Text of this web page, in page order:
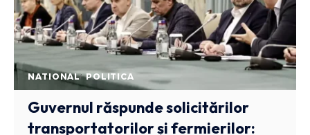
NATIONAL POLITICA
Guvernul răspunde solicitărilor
transportatorilor și fermierilor: